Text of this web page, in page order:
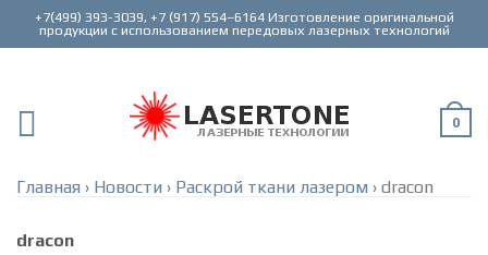
+7(499) 393-3039, +7 (917) 554–6164 Изготовление оригинальной
0
Главная › Новости › Раскрой ткани лазером › dracon
dracon